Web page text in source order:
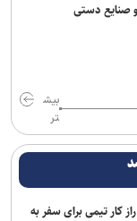
جدیت دنبال می‌شود
انرژی با مشارکت همگانی
و صنایع دستی
بیش
تر
راز کار تیمی برای سفر به